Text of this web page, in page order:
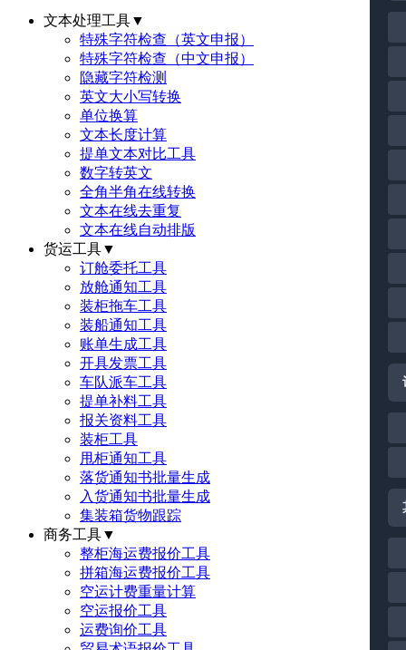
文本处理工具▼
特殊字符检查（英文申报）
特殊字符检查（中文申报）
隐藏字符检测
英文大小写转换
单位换算
文本长度计算
提单文本对比工具
数字转英文
全角半角在线转换
文本在线去重复
文本在线自动排版
货运工具▼
订舱委托工具
放舱通知工具
装柜拖车工具
装船通知工具
账单生成工具
开具发票工具
车队派车工具
提单补料工具
报关资料工具
装柜工具
甩柜通知工具
落货通知书批量生成
入货通知书批量生成
集装箱货物跟踪
商务工具▼
整柜海运费报价工具
拼箱海运费报价工具
空运计费重量计算
空运报价工具
运费询价工具